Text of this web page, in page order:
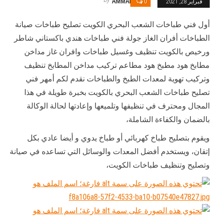
أول فني طباخات الشعب البحري الكويت تصليح طباخات صيانة
الطباخات أفران الغاز جولة فني طباخات هندي باكستاني شاطر
ورخيص بالكويت تنظيف وغسيل طباخات وافران غاز مداخن
مطابخ هود مطبخ هود مطاعم تركيب مداخن المطابخ تنظيف
وتركيب تهوية لمعدات الطبخ والطباخات نقدم لكم أمهر فني
تصليح طباخات الشعب البحري بالكويت بخبرة طويلة في هذا
المجال ومحترف في تنظيفها وتلميعها وإعادتها لحالة الوكالة
بالضمان والكفاءة الشاملة،
ويقوم بتصليح طباخ كهربائي أو طباخ يدوي و أيضا عادي بكل
إتقان، ويستخدم أفضل المعدات والوسائل التي تساعده في صيانة
وتصليح وتنظيف طباخات الكويت،